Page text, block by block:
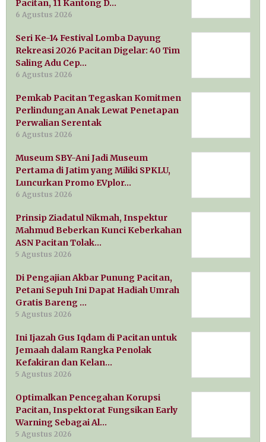
Pacitan, 11 Kantong D…
6 Agustus 2026
Seri Ke-14 Festival Lomba Dayung
Rekreasi 2026 Pacitan Digelar: 40 Tim
Saling Adu Cep…
6 Agustus 2026
Pemkab Pacitan Tegaskan Komitmen
Perlindungan Anak Lewat Penetapan
Perwalian Serentak
6 Agustus 2026
Museum SBY-Ani Jadi Museum
Pertama di Jatim yang Miliki SPKLU,
Luncurkan Promo EVplor…
6 Agustus 2026
Prinsip Ziadatul Nikmah, Inspektur
Mahmud Beberkan Kunci Keberkahan
ASN Pacitan Tolak…
5 Agustus 2026
Di Pengajian Akbar Punung Pacitan,
Petani Sepuh Ini Dapat Hadiah Umrah
Gratis Bareng …
5 Agustus 2026
Ini Ijazah Gus Iqdam di Pacitan untuk
Jemaah dalam Rangka Penolak
Kefakiran dan Kelan…
5 Agustus 2026
Optimalkan Pencegahan Korupsi
Pacitan, Inspektorat Fungsikan Early
Warning Sebagai Al…
5 Agustus 2026